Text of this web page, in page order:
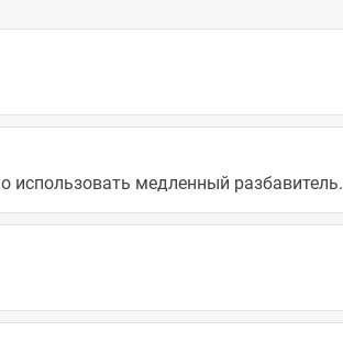
использовать медленный разбавитель.